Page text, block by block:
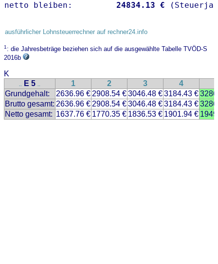
netto bleiben: 24834.13 €
ausführlicher Lohnsteuerrechner auf rechner24.info
1: die Jahresbeträge beziehen sich auf die ausgewählte Tabelle TVÖD-S
2016b
K
.. E 5 .. 1 2 3 4
Grundgehalt:
2636.96 € 2908.54 €3046.48 €3184.43 €
Brutto gesamt: 2636.96 € 2908.54 €3046.48 €3184.43 €
Netto gesamt: 1637.76 € 1770.35 € 1836.53 € 1901.94 €